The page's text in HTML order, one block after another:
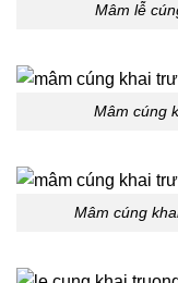
Mâm lễ
Mâm cúng
Mâm cúng